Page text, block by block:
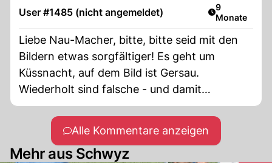
User #1485 (nicht angemeldet) Artikel
9
Monate
Liebe Nau-Macher, bitte, bitte seid mit den
Bildern etwas sorgfältiger! Es geht um
Küssnacht, auf dem Bild ist Gersau.
Wiederholt sind falsche - und damit
irreführende - Bilder bei den Artikeln.
Alle Kommentare anzeigen
Mehr aus Schwyz